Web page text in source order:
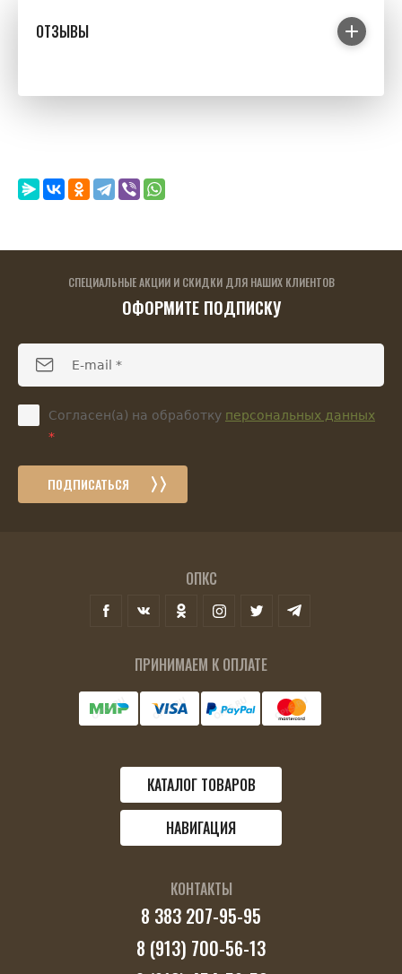
ОТЗЫВЫ
СПЕЦИАЛЬНЫЕ АКЦИИ И СКИДКИ ДЛЯ НАШИХ КЛИЕНТОВ
ОФОРМИТЕ ПОДПИСКУ
Согласен(а) на обработку персональных данных
*
ПОДПИСАТЬСЯ
ОПКС
ПРИНИМАЕМ К ОПЛАТЕ
КАТАЛОГ ТОВАРОВ
НАВИГАЦИЯ
КОНТАКТЫ
8 383 207-95-95
8 (913) 700-56-13